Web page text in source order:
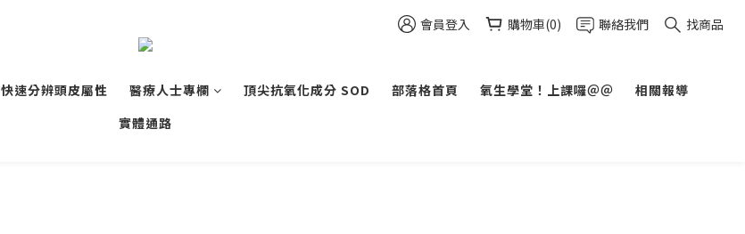
會員登入 購物車(0) 聯絡我們 找商品
快速分辨頭皮屬性 醫療人士專欄 頂尖抗氧化成分 SOD 部落格首頁 氧生學堂！上課囉＠＠
相關報導
實體通路